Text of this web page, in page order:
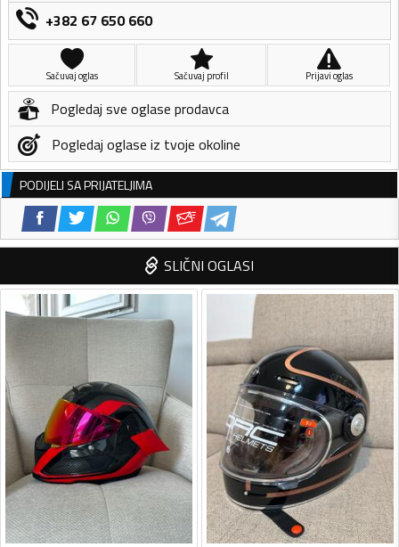
+382 67 650 660
Sačuvaj oglas Sačuvaj profil Prijavi oglas
Pogledaj sve oglase prodavca
Pogledaj oglase iz tvoje okoline
PODIJELI SA PRIJATELJIMA
SLIČNI OGLASI